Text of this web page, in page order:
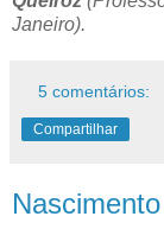
Janeiro).
5 comentários:
Compartilhar